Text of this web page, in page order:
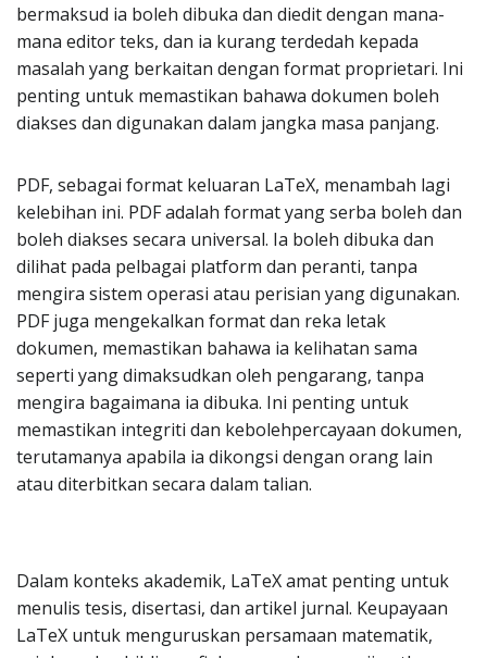
bermaksud ia boleh dibuka dan diedit dengan mana-
mana editor teks, dan ia kurang terdedah kepada
masalah yang berkaitan dengan format proprietari. Ini
penting untuk memastikan bahawa dokumen boleh
diakses dan digunakan dalam jangka masa panjang.
PDF, sebagai format keluaran LaTeX, menambah lagi
kelebihan ini. PDF adalah format yang serba boleh dan
boleh diakses secara universal. Ia boleh dibuka dan
dilihat pada pelbagai platform dan peranti, tanpa
mengira sistem operasi atau perisian yang digunakan.
PDF juga mengekalkan format dan reka letak
dokumen, memastikan bahawa ia kelihatan sama
seperti yang dimaksudkan oleh pengarang, tanpa
mengira bagaimana ia dibuka. Ini penting untuk
memastikan integriti dan kebolehpercayaan dokumen,
terutamanya apabila ia dikongsi dengan orang lain
atau diterbitkan secara dalam talian.
Dalam konteks akademik, LaTeX amat penting untuk
menulis tesis, disertasi, dan artikel jurnal. Keupayaan
LaTeX untuk menguruskan persamaan matematik,